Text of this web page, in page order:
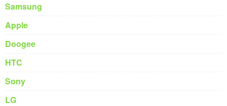
Samsung
Apple
Doogee
HTC
Sony
LG